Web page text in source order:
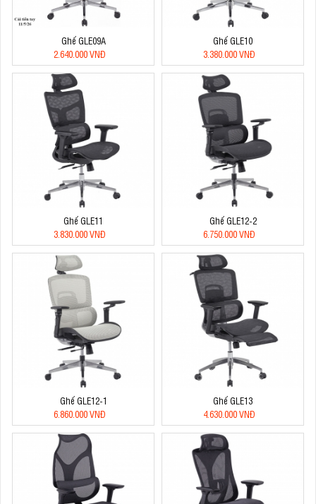
Ghế GLE09A
2.640.000 VNĐ
Ghế GLE10
3.380.000 VNĐ
Ghế GLE11
3.830.000 VNĐ
Ghế GLE12-2
6.750.000 VNĐ
Ghế GLE12-1
6.860.000 VNĐ
Ghế GLE13
4.630.000 VNĐ